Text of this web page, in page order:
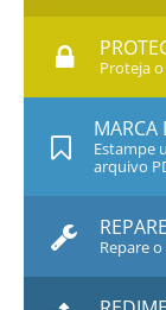
Proteja
MARCA
Estampe
arquivo
REPARE
Repare